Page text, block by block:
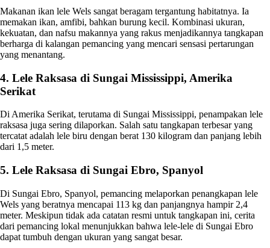
Makanan ikan lele Wels sangat beragam tergantung habitatnya. Ia
memakan ikan, amfibi, bahkan burung kecil. Kombinasi ukuran,
kekuatan, dan nafsu makannya yang rakus menjadikannya tangkapan
berharga di kalangan pemancing yang mencari sensasi pertarungan
yang menantang.
4. Lele Raksasa di Sungai Mississippi, Amerika
Serikat
Di Amerika Serikat, terutama di Sungai Mississippi, penampakan lele
raksasa juga sering dilaporkan. Salah satu tangkapan terbesar yang
tercatat adalah lele biru dengan berat 130 kilogram dan panjang lebih
dari 1,5 meter.
5. Lele Raksasa di Sungai Ebro, Spanyol
Di Sungai Ebro, Spanyol, pemancing melaporkan penangkapan lele
Wels yang beratnya mencapai 113 kg dan panjangnya hampir 2,4
meter. Meskipun tidak ada catatan resmi untuk tangkapan ini, cerita
dari pemancing lokal menunjukkan bahwa lele-lele di Sungai Ebro
dapat tumbuh dengan ukuran yang sangat besar.